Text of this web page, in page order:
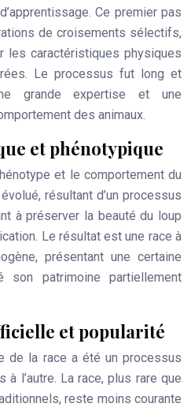
Ce premier pas
de croisements sélectifs,
les caractéristiques physiques
Le processus fut long et
grande expertise et une
des animaux.
et phénotypique
et le comportement du
résultant d’un processus
à préserver la beauté du loup
Le résultat est une race à
présentant une certaine
son patrimoine partiellement
et popularité
de la race a été un processus
à l’autre. La race, plus rare que
reste moins courante